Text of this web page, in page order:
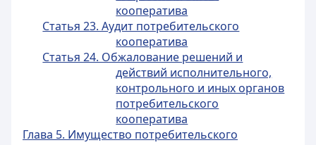
кооператива
Статья 23. Аудит потребительского
кооператива
Статья 24. Обжалование решений и
действий исполнительного,
контрольного и иных органов
потребительского
кооператива
Глава 5. Имущество потребительского